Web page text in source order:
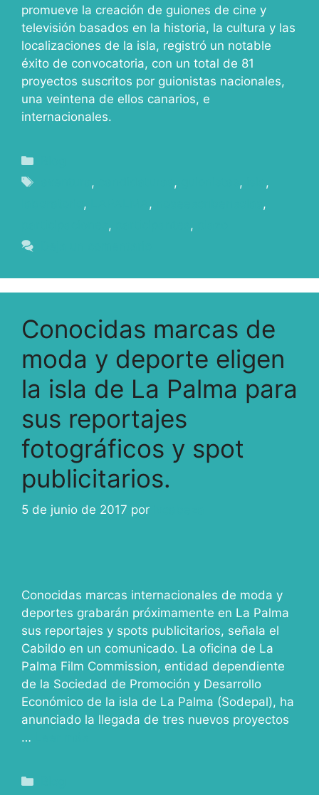
promueve la creación de guiones de cine y
televisión basados en la historia, la cultura y las
localizaciones de la isla, registró un notable
éxito de convocatoria, con un total de 81
proyectos suscritos por guionistas nacionales,
una veintena de ellos canarios, e
internacionales.
, , ,
,
, ,
,
, ,
Conocidas marcas de
moda y deporte eligen
la isla de La Palma para
sus reportajes
fotográficos y spot
publicitarios.
5 de junio de 2017 por
Conocidas marcas internacionales de moda y
deportes grabarán próximamente en La Palma
sus reportajes y spots publicitarios, señala el
Cabildo en un comunicado. La oficina de La
Palma Film Commission, entidad dependiente
de la Sociedad de Promoción y Desarrollo
Económico de la isla de La Palma (Sodepal), ha
anunciado la llegada de tres nuevos proyectos
…